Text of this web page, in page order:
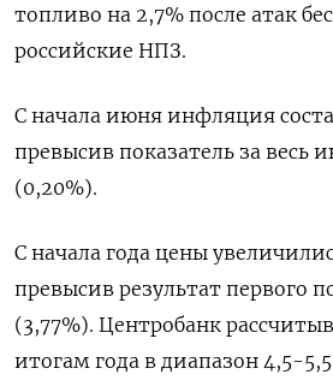
топливо на 2,7% ‌после атак
российские ​НПЗ.
С начала июня инфляция
превысив показатель за весь
(0,20%).
С ​начала ‌года цены
превысив результат первого
(3,77%). Центробанк
итогам года в диапазон 4,5-